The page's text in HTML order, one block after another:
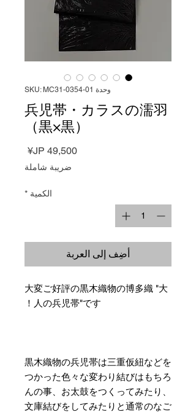
وحدة SKU: MC31-0354-01
兵児帯・カラスの濡羽
（黒×黒）
السعر
ضريبة شاملة
الكمية *
أضِف إلى العربة
大変ご好評の黒木織物の博多織 "大
人の兵児帯"です！
黒木織物の兵児帯は三重仮紐などを
つかった色々な変わり結びはもちろ
んの事、お太鼓をつくってみたり、
文庫結びをしてみたりと通常のなご